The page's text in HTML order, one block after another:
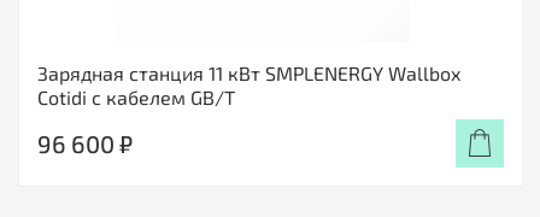
Зарядная станция 11 кВт SMPLENERGY Wallbox
Cotidi с кабелем GB/T
96 600 ₽